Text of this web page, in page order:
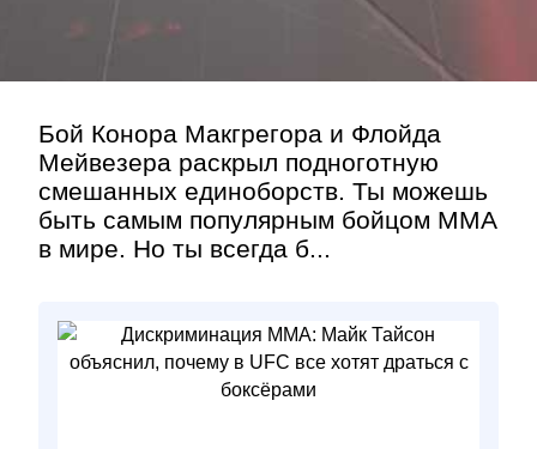
Бой Конора Макгрегора и Флойда
Мейвезера раскрыл подноготную
смешанных единоборств. Ты можешь
быть самым популярным бойцом ММА
в мире. Но ты всегда б...